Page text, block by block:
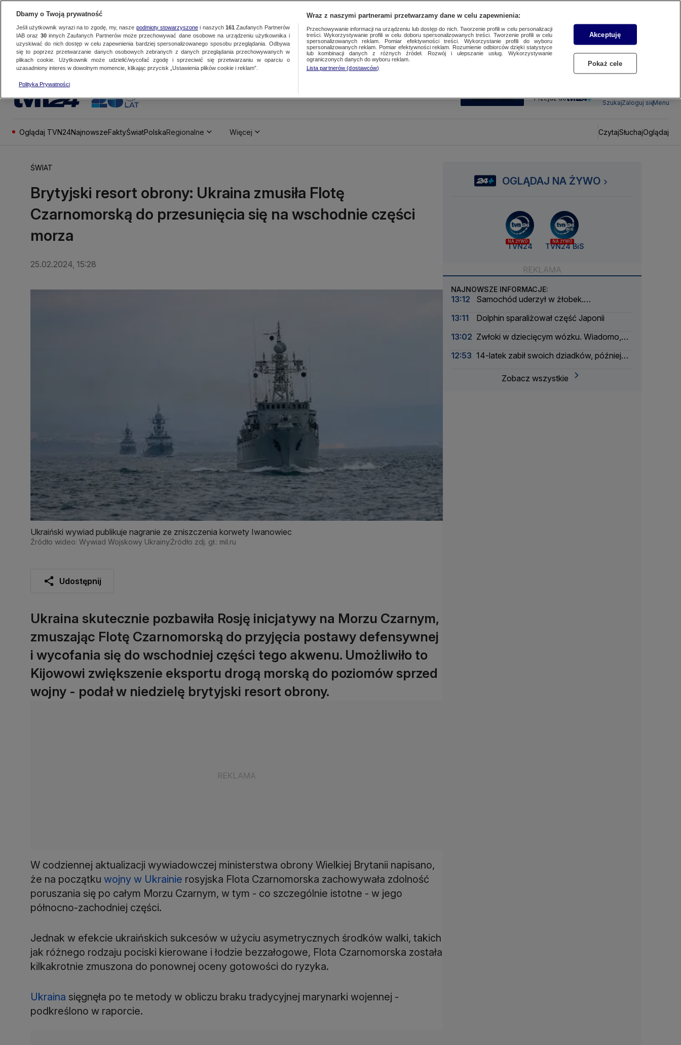
SUBSKRYBUJ Przejdź do
SzukajZaloguj sięMenu
Oglądaj TVN24NajnowszeFaktyŚwiatPolskaRegionalne Więcej CzytajSłuchajOglądaj
ŚWIAT
Brytyjski resort obrony: Ukraina zmusiła Flotę
Czarnomorską do przesunięcia się na wschodnie części
morza
25.02.2024, 15:28
Ukraiński wywiad publikuje nagranie ze zniszczenia korwety Iwanowiec
Źródło wideo: Wywiad Wojskowy UkrainyŹródło zdj. gł.: mil.ru
Udostępnij
Ukraina skutecznie pozbawiła Rosję inicjatywy na Morzu Czarnym,
zmuszając Flotę Czarnomorską do przyjęcia postawy defensywnej
i wycofania się do wschodniej części tego akwenu. Umożliwiło to
Kijowowi zwiększenie eksportu drogą morską do poziomów sprzed
wojny - podał w niedzielę brytyjski resort obrony.
W codziennej aktualizacji wywiadowczej ministerstwa obrony Wielkiej Brytanii napisano,
że na początku wojny w Ukrainie rosyjska Flota Czarnomorska zachowywała zdolność
poruszania się po całym Morzu Czarnym, w tym - co szczególnie istotne - w jego
północno-zachodniej części.
Jednak w efekcie ukraińskich sukcesów w użyciu asymetrycznych środków walki, takich
jak różnego rodzaju pociski kierowane i łodzie bezzałogowe, Flota Czarnomorska została
kilkakrotnie zmuszona do ponownej oceny gotowości do ryzyka.
Ukraina sięgnęła po te metody w obliczu braku tradycyjnej marynarki wojennej -
podkreślono w raporcie.
OGLĄDAJ NA ŻYWO
NA ŻYWO
TVN24
NA ŻYWO
TVN24 BiS
NAJNOWSZE INFORMACJE:
13:12
Samochód uderzył w żłobek.
13:11
Dolphin sparaliżował część Japonii
13:02 Zwłoki w dziecięcym wózku. Wiadomo,
12:53 14-latek zabił swoich dziadków, później
Zobacz wszystkie
Dbamy o Twoją prywatność
Jeśli użytkownik wyrazi na to zgodę, my, nasze podmioty stowarzyszonei naszych 161 Zaufanych Partnerów
IAB oraz 30innych Zaufanych Partnerów może przechowywać dane osobowe na urządzeniu użytkownika i
uzyskiwać do nich dostęp w celu zapewnienia bardziej spersonalizowanego sposobu przeglądania. Odbywa
się to poprzez przetwarzanie danych osobowych zebranych z danych przeglądania przechowywanych w
plikach cookie. Użytkownik może udzielić/wycofać zgodę i sprzeciwić się przetwarzaniu w oparciu o
uzasadniony interes w dowolnym momencie, klikając przycisk „Ustawienia plików cookie i reklam”.
Polityka Prywatności
Wraz z naszymi partnerami przetwarzamy dane w celu zapewnienia:
Przechowywanie informacji na urządzeniu lub dostęp do nich. Tworzenie profili w celu personalizacji
treści. Wykorzystywanie profili w celu doboru spersonalizowanych treści. Tworzenie profili w celu
spersonalizowanych reklam. Pomiar efektywności treści. Wykorzystanie profili do wyboru
spersonalizowanych reklam. Pomiar efektywności reklam. Rozumienie odbiorców dzięki statystyce
lub kombinacji danych z różnych źródeł. Rozwój i ulepszanie usług. Wykorzystywanie
ograniczonych danych do wyboru reklam.
Lista partnerów (dostawców)
Akceptuję
Pokaż cele